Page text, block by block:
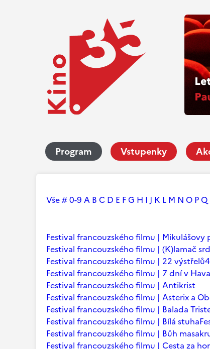
Program Vstupenky
Vše# 0-9 A B C D E FG H I J K L M N O PQ
Festival francouzského filmu | Mikulášovy
Festival francouzského filmu | (K)lamač
Festival francouzského filmu | 22 výstřelů
Festival francouzského filmu | 7 dní v
Festival francouzského filmu | Antikrist
Festival francouzského filmu | Asterix a
Festival francouzského filmu | Balada
Festival francouzského filmu | Bílá stuha
Festival francouzského filmu | Bůh
Festival francouzského filmu | Cesta za